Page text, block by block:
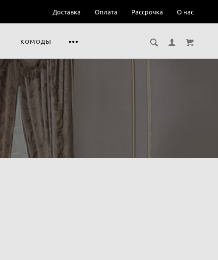
Доставка Оплата Рассрочка О нас
КОМОДЫ